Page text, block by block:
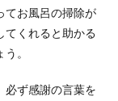
てお風呂の掃除が
てくれると助かる
。
必ず感謝の言葉を